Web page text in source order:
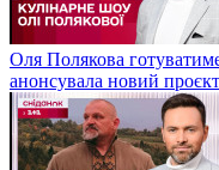
Оля Полякова
анонсувала новий